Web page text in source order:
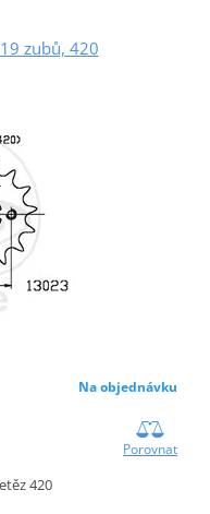
zubů, 420
Na objednávku
Porovnat
420